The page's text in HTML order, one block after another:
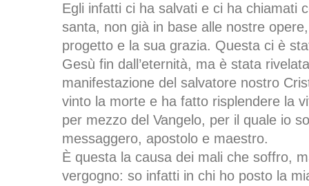
Egli infatti ci ha salvati e ci ha chiamati
santa, non già in base alle nostre
progetto e la sua grazia. Questa ci è
Gesù fin dall’eternità, ma è stata
manifestazione del salvatore nostro
vinto la morte e ha fatto risplendere la
per mezzo del Vangelo, per il quale io
messaggero, apostolo e maestro.
È questa la causa dei mali che soffro,
vergogno: so infatti in chi ho posto la